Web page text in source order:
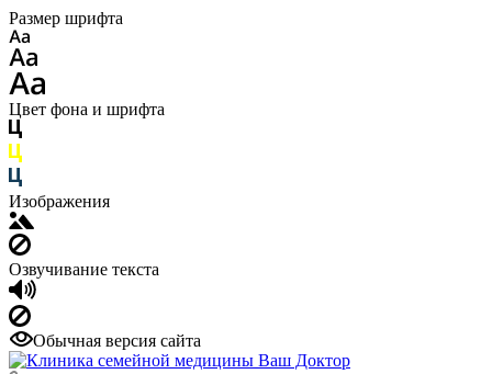
Размер шрифта
Цвет фона и шрифта
Изображения
Озвучивание текста
Обычная версия сайта